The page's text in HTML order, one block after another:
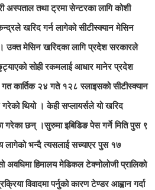
अस्पताल तथा ट्रमा सेन्टरका लागि कोशी
खरिद गर्न लागेको सीटीस्क्यान मेसिन
उक्त मेसिन खरिदका लागि प्रदेश सरकारले
सोही रकमलाई आधार मानेर प्रदेश
कार्तिक २४ गते १२८ स्लाइसको सीटीस्क्यान
थियो । केही सप्लायर्सले यो खरिद
गरेका छन् ।सुरुमा इबिडिङ पेस गर्ने मिति पुस ९
लागेको भन्दै त्यसलाई सच्याएर पुस १७
हिमालय मेडिकल टेक्नोलोजी प्रालिको
विवादमा पर्नुको कारण टेण्डर आह्वान गर्दा